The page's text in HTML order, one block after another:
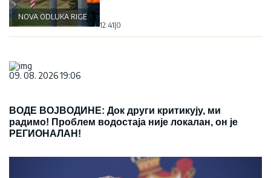
NOVA ODLUKA RIGE
12:41 0
09. 08. 2026 19:06
ВОДЕ ВОЈВОДИНЕ: Док други критикују, ми
радимо! Проблем водостаја није локалан, он је
РЕГИОНАЛАН!